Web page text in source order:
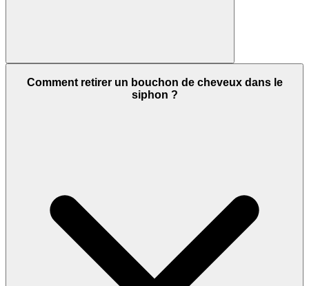
Comment retirer un bouchon de cheveux dans le
siphon ?